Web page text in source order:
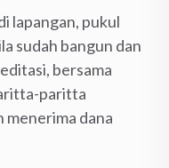
lapangan, pukul
sudah bangun dan
bersama
paritta
menerima dana